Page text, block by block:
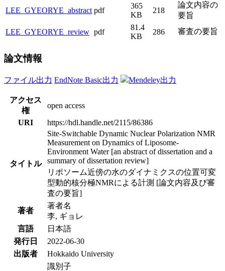
LEE_GYEORYE_abstract pdf
365
KB
218
論文内容の
要旨
LEE_GYEORYE_review pdf
81.4
KB
286 審査の要旨
論文情報
ファイル出力 EndNote Basic出力 Mendeley出力
アクセス
権
open access
URI
https://hdl.handle.net/2115/86386
タイトル
Site-Switchable Dynamic Nuclear Polarization NMR
Measurement on Dynamics of Liposome-
Environment Water [an abstract of dissertation and a
summary of dissertation review]
リポソーム近傍の水のダイナミクスの位置可変
型動的核分極NMRによる計測 [論文内容及び審
査の要旨]
著者
著者名
李, ギョレ
言語
日本語
発行日
2022-06-30
出版者
Hokkaido University
識別子